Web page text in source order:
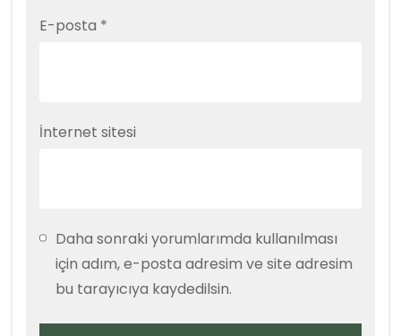
E-posta *
İnternet sitesi
Daha sonraki yorumlarımda kullanılması
için adım, e-posta adresim ve site adresim
bu tarayıcıya kaydedilsin.